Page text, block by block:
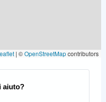
| ©OpenStreetMapcontributors
aiuto?